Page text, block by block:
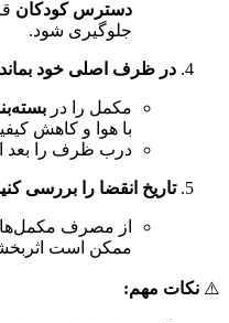
دسترس کودکان
جلوگیری شود.
در ظرف اصلی خود
مکمل را در
با هوا و کاهش
درب ظرف را بعد
تاریخ انقضا را بررسی
از مصرف مکمل‌های
ممکن است
⚠️ نکات مهم: